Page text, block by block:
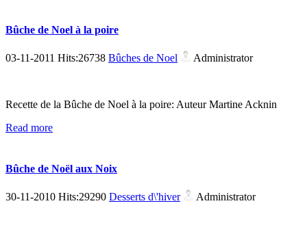
Bûche de Noel à la poire
03-11-2011 Hits:26738 Bûches de Noel Administrator
Recette de la Bûche de Noel à la poire: Auteur Martine Acknin
Read more
Bûche de Noël aux Noix
30-11-2010 Hits:29290 Desserts d\'hiver Administrator